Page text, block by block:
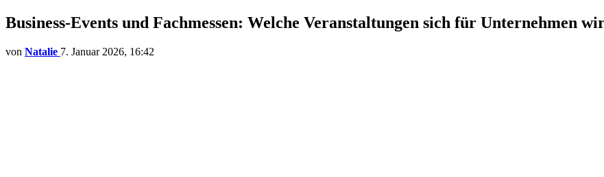
Business-Events und Fachmessen: Welche Veranstaltungen sich für Unternehmen
von Natalie 7. Januar 2026, 16:42